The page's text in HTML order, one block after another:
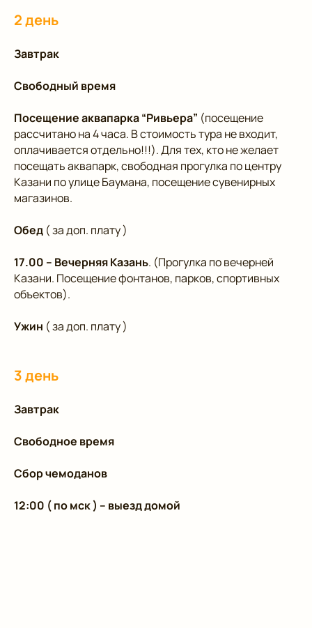
2 день
Завтрак
Свободный время
Посещение аквапарка “Ривьера” (посещение
рассчитано на 4 часа. В стоимость тура не входит,
оплачивается отдельно!!!). Для тех, кто не желает
посещать аквапарк, свободная прогулка по центру
Казани по улице Баумана, посещение сувенирных
магазинов.
Обед ( за доп. плату )
17.00 – Вечерняя Казань. (Прогулка по вечерней
Казани. Посещение фонтанов, парков, спортивных
объектов).
Ужин ( за доп. плату )
3 день
Завтрак
Свободное время
Сбор чемоданов
12:00 ( по мск ) – выезд домой